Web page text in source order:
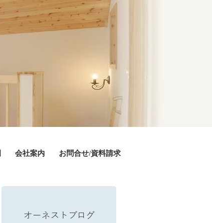
会社案内 お問合せ/資料請求
オーネストブログ